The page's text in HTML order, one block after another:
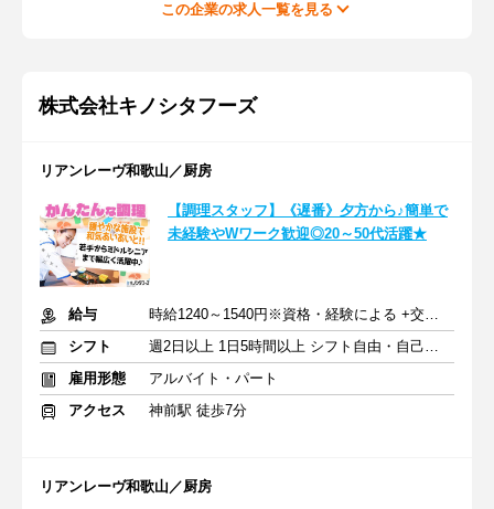
この企業の求人一覧を見る
株式会社キノシタフーズ
リアンレーヴ和歌山／厨房
【調理スタッフ】《遅番》夕方から♪簡単で
未経験やWワーク歓迎◎20～50代活躍★
給与
時給1240～1540円※資格・経験による +交通費支給
シフト
週2日以上 1日5時間以上 シフト自由・自己申告
雇用形態
アルバイト・パート
アクセス
神前駅 徒歩7分
リアンレーヴ和歌山／厨房